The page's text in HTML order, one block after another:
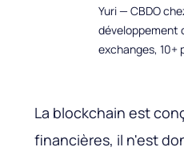
Yuri — CBDO
développement
exchanges, 10+
La blockchain est
financières, il n'est